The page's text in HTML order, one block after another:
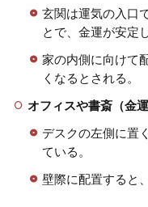
玄関は運気の入口
とで、金運が安定
家の内側に向けて
くなるとされる。
オフィスや書斎（金
デスクの左側に置
ている。
壁際に配置すると